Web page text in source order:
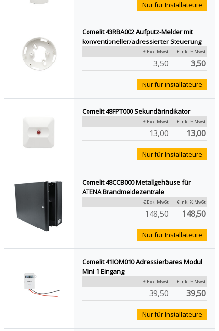
Nur für Installateure
Comelit 43RBA002 Aufputz-Melder mit
konventioneller/adressierter Steuerung
€ Exkl MwSt € Inkl % MwSt
3,50 3,50
Nur für Installateure
Comelit 48FPT000 Sekundärindikator
€ Exkl MwSt € Inkl % MwSt
13,00 13,00
Nur für Installateure
Comelit 48CCB000 Metallgehäuse für
ATENA Brandmeldezentrale
€ Exkl MwSt € Inkl % MwSt
148,50 148,50
Nur für Installateure
Comelit 41IOM010 Adressierbares Modul
Mini 1 Eingang
€ Exkl MwSt € Inkl % MwSt
39,50 39,50
Nur für Installateure